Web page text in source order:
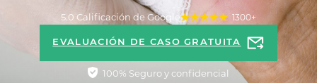
EVALUACIÓN DE CASO GRATUITA
100% Seguro y confidencial
1300+
5.0 Calificación de Google